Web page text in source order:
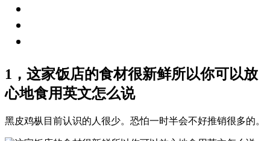
1，这家饭店的食材很新鲜所以你可以放
心地食用英文怎么说
黑皮鸡枞目前认识的人很少。恐怕一时半会不好推销很多的。